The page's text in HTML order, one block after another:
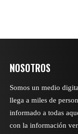
NOSOTROS
Somos un medio
llega a miles de
informado a todas
con la información